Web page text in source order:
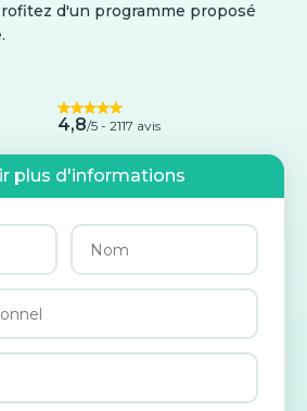
d'un programme proposé
4,8/5 - 2117 avis
plus d'informations